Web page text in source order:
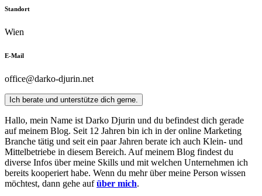
Standort
Wien
E-Mail
office@darko-djurin.net
Ich berate und unterstütze dich gerne.
Hallo, mein Name ist Darko Djurin und du befindest dich gerade
auf meinem Blog. Seit 12 Jahren bin ich in der online Marketing
Branche tätig und seit ein paar Jahren berate ich auch Klein- und
Mittelbetriebe in diesem Bereich. Auf meinem Blog findest du
diverse Infos über meine Skills und mit welchen Unternehmen ich
bereits kooperiert habe. Wenn du mehr über meine Person wissen
möchtest, dann gehe aufüber mich.